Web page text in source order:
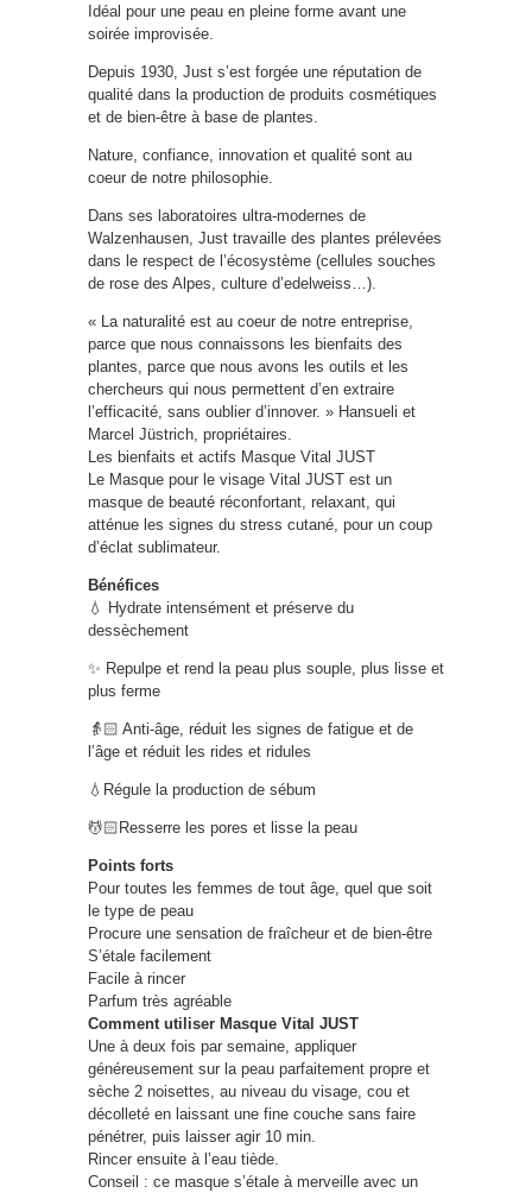
Idéal pour une peau en pleine forme avant une
soirée improvisée.
Depuis 1930, Just s’est forgée une réputation de
qualité dans la production de produits cosmétiques
et de bien-être à base de plantes.
Nature, confiance, innovation et qualité sont au
coeur de notre philosophie.
Dans ses laboratoires ultra-modernes de
Walzenhausen, Just travaille des plantes prélevées
dans le respect de l’écosystème (cellules souches
de rose des Alpes, culture d’edelweiss…).
« La naturalité est au coeur de notre entreprise,
parce que nous connaissons les bienfaits des
plantes, parce que nous avons les outils et les
chercheurs qui nous permettent d’en extraire
l’efficacité, sans oublier d’innover. » Hansueli et
Marcel Jüstrich, propriétaires.
Les bienfaits et actifs Masque Vital JUST
Le Masque pour le visage Vital JUST est un
masque de beauté réconfortant, relaxant, qui
atténue les signes du stress cutané, pour un coup
d’éclat sublimateur.
Bénéfices
💧 Hydrate intensément et préserve du
dessèchement
✨ Repulpe et rend la peau plus souple, plus lisse et
plus ferme
👵🏻 Anti-âge, réduit les signes de fatigue et de
l’âge et réduit les rides et ridules
💧Régule la production de sébum
💆🏻Resserre les pores et lisse la peau
Points forts
Pour toutes les femmes de tout âge, quel que soit
le type de peau
Procure une sensation de fraîcheur et de bien-être
S’étale facilement
Facile à rincer
Parfum très agréable
Comment utiliser Masque Vital JUST
Une à deux fois par semaine, appliquer
généreusement sur la peau parfaitement propre et
sèche 2 noisettes, au niveau du visage, cou et
décolleté en laissant une fine couche sans faire
pénétrer, puis laisser agir 10 min.
Rincer ensuite à l’eau tiède.
Conseil : ce masque s’étale à merveille avec un